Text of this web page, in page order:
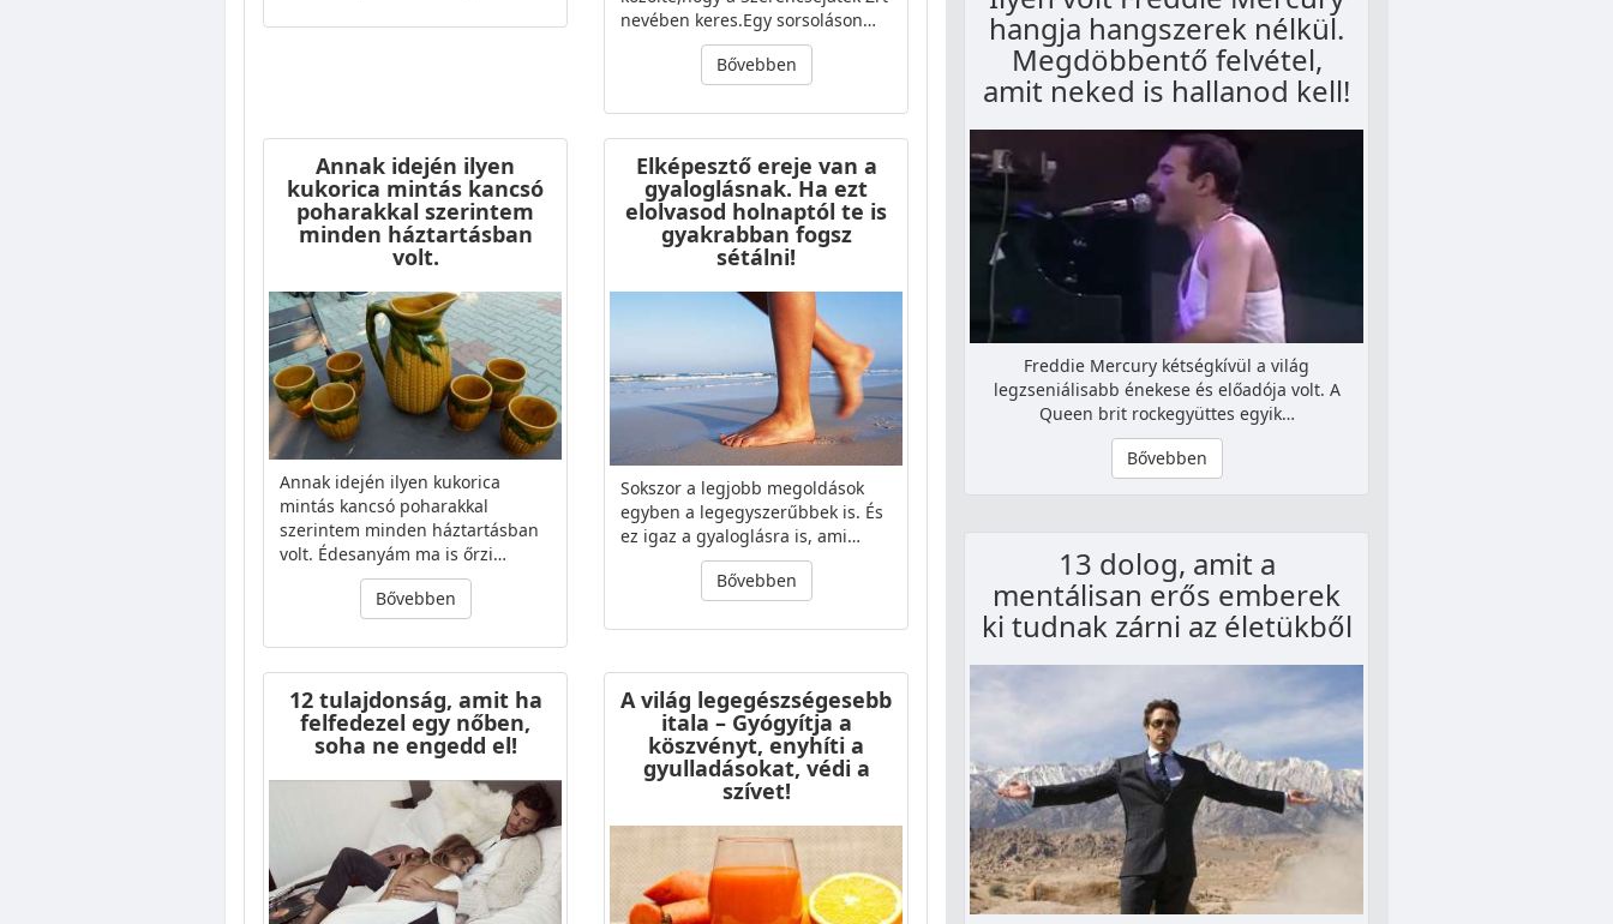
nevében keres.Egy sorsoláson…
Bővebben
Annak idején ilyen
kukorica mintás kancsó
poharakkal szerintem
minden háztartásban
volt.
Annak idején ilyen kukorica
mintás kancsó poharakkal
szerintem minden háztartásban
volt. Édesanyám ma is őrzi…
Bővebben
Elképesztő ereje van a
gyaloglásnak. Ha ezt
elolvasod holnaptól te is
gyakrabban fogsz
sétálni!
Sokszor a legjobb megoldások
egyben a legegyszerűbbek is. És
ez igaz a gyaloglásra is, ami…
Bővebben
12 tulajdonság, amit ha
felfedezel egy nőben,
soha ne engedd el!
A világ legegészségesebb
itala – Gyógyítja a
köszvényt, enyhíti a
gyulladásokat, védi a
szívet!
hangja hangszerek nélkül.
Megdöbbentő felvétel,
amit neked is hallanod kell!
Freddie Mercury kétségkívül a világ
legzseniálisabb énekese és előadója volt. A
Queen brit rockegyüttes egyik…
Bővebben
13 dolog, amit a
mentálisan erős emberek
ki tudnak zárni az életükből